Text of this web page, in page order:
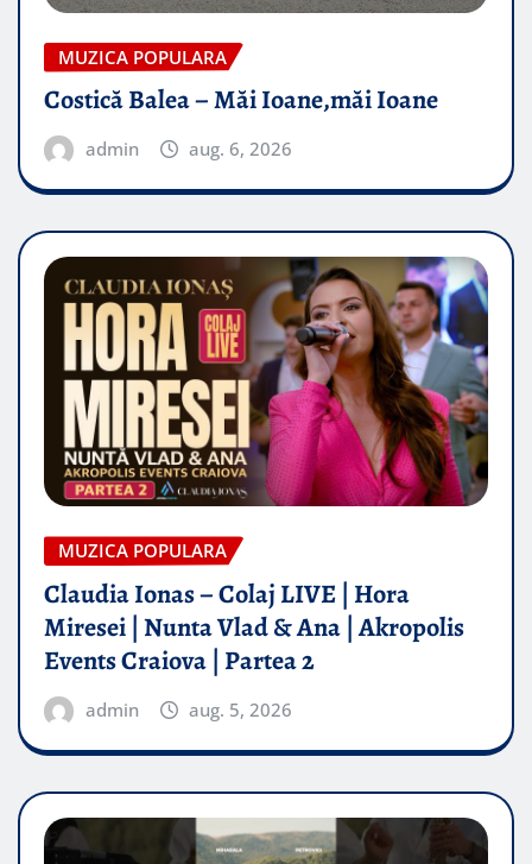
MUZICA POPULARA
Costică Balea – Măi Ioane,măi Ioane
admin aug. 6, 2026
MUZICA POPULARA
Claudia Ionas – Colaj LIVE | Hora
Miresei | Nunta Vlad & Ana | Akropolis
Events Craiova | Partea 2
admin aug. 5, 2026